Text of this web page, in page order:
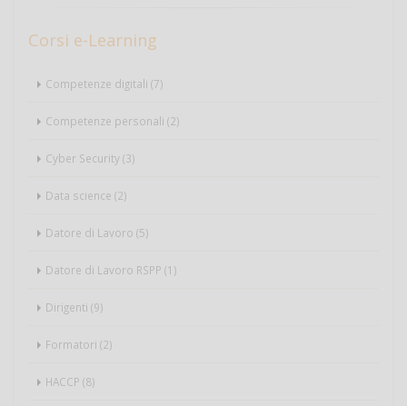
Corsi e-Learning
Competenze digitali (7)
Competenze personali (2)
Cyber Security (3)
Data science (2)
Datore di Lavoro (5)
Datore di Lavoro RSPP (1)
Dirigenti (9)
Formatori (2)
HACCP (8)